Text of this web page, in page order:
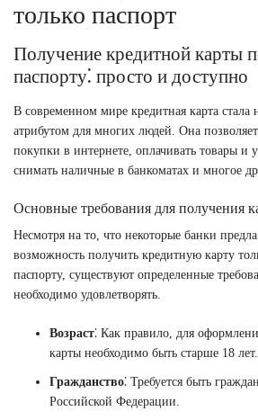
только паспорт
Получение кредитной карты
паспорту⁚ просто и доступно
В современном мире кредитная карта стала
атрибутом для многих людей. Она
покупки в интернете, оплачивать товары и
снимать наличные в банкоматах и многое
Основные требования для получения
Несмотря на то, что некоторые банки
возможность получить кредитную карту
паспорту, существуют определенные
необходимо удовлетворять.
Возраст⁚ Как правило, для
карты необходимо быть старше 18 лет.
Гражданство⁚ Требуется быть
Российской Федерации.